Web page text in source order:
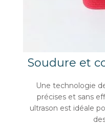
Soudure et
Une technologie
précises et sans
ultrason est idéale